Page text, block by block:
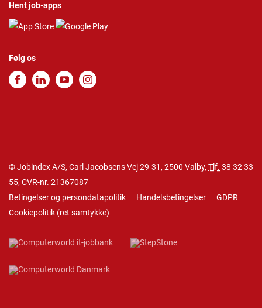
Hent job-apps
Følg os
© Jobindex A/S, Carl Jacobsens Vej 29-31, 2500 Valby, Tlf. 38 32 33
55, CVR-nr. 21367087
Betingelser og persondatapolitik
Handelsbetingelser
GDPR
Cookiepolitik (ret samtykke)